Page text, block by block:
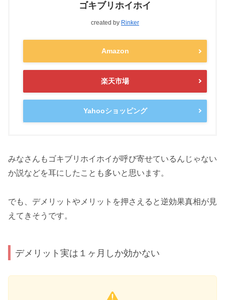
ゴキブリホイホイ
created by Rinker
Amazon
楽天市場
Yahooショッピング
みなさんもゴキブリホイホイが呼び寄せているんじゃない
か説などを耳にしたことも多いと思います。
でも、デメリットやメリットを押さえると逆効果真相が見
えてきそうです。
デメリット実は１ヶ月しか効かない